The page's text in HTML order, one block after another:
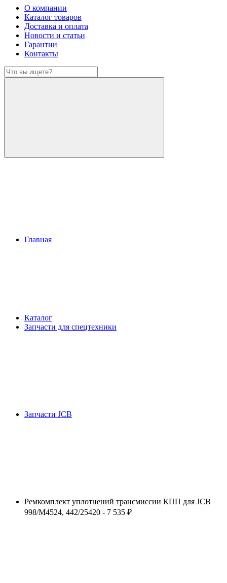
О компании
Каталог товаров
Доставка и оплата
Новости и статьи
Гарантии
Контакты
Главная
Каталог
Запчасти для спецтехники
Запчасти JCB
Ремкомплект уплотнений трансмиссии КПП для JCB
998/M4524, 442/25420 - 7 535 ₽